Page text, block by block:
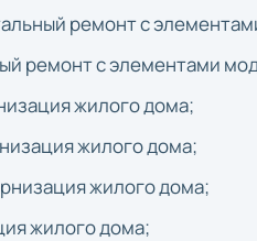
ремонт с
ремонт с элементами
жилого дома;
жилого дома;
жилого дома;
жилого дома;